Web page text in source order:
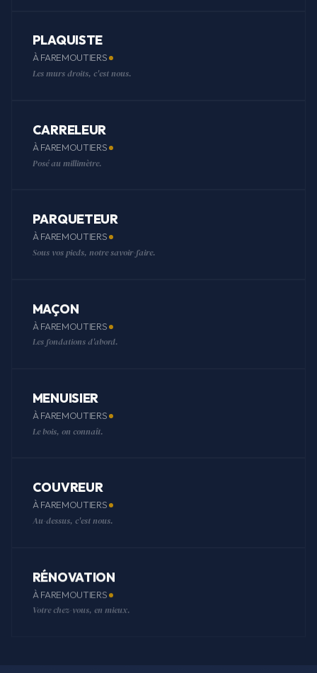
PLAQUISTE
À FAREMOUTIERS
Les murs droits, c'est nous.
CARRELEUR
À FAREMOUTIERS
Posé au millimètre.
PARQUETEUR
À FAREMOUTIERS
Sous vos pieds, notre savoir-faire.
MAÇON
À FAREMOUTIERS
Les fondations d'abord.
MENUISIER
À FAREMOUTIERS
Le bois, on connaît.
COUVREUR
À FAREMOUTIERS
Au-dessus, c'est nous.
RÉNOVATION
À FAREMOUTIERS
Votre chez-vous, en mieux.